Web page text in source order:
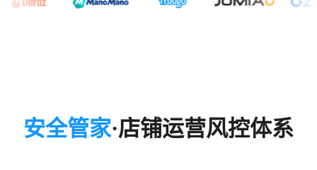
安全管家·店铺运营风控体系